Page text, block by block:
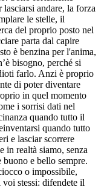
andare, la forza
le stelle, il
del proprio posto nel
parta dal capire
è benzina per l'anima,
bisogno, perché si
farlo. Anzi è proprio
di poter diventare
in quel momento
i sorrisi dati nel
quando tutto il
quando tutto
e lasciar scorrere
in realtà siamo, senza
e bello sempre.
o impossibile,
stessi: difendete il